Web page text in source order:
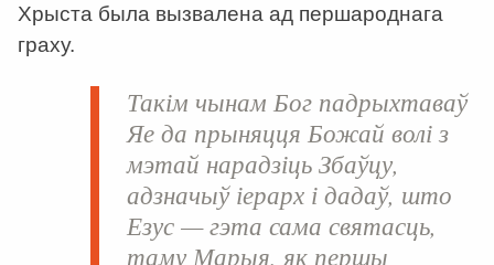
Хрыста была вызвалена ад першароднага
граху.
Такім чынам Бог падрыхтаваў
Яе да прыняцця Божай волі з
мэтай нарадзіць Збаўцу,
адзначыў іерарх і дадаў, што
Езус — гэта сама святасць,
таму Марыя, як першы